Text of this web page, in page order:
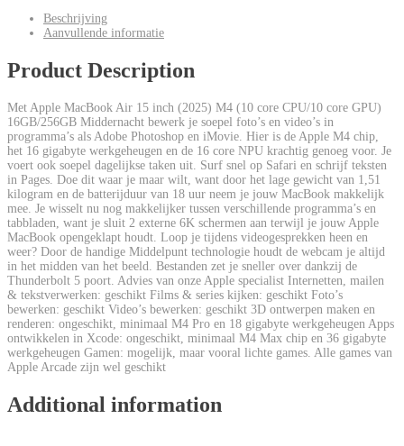
Beschrijving
Aanvullende informatie
Product Description
Met Apple MacBook Air 15 inch (2025) M4 (10 core CPU/10 core GPU)
16GB/256GB Middernacht bewerk je soepel foto’s en video’s in
programma’s als Adobe Photoshop en iMovie. Hier is de Apple M4 chip,
het 16 gigabyte werkgeheugen en de 16 core NPU krachtig genoeg voor. Je
voert ook soepel dagelijkse taken uit. Surf snel op Safari en schrijf teksten
in Pages. Doe dit waar je maar wilt, want door het lage gewicht van 1,51
kilogram en de batterijduur van 18 uur neem je jouw MacBook makkelijk
mee. Je wisselt nu nog makkelijker tussen verschillende programma’s en
tabbladen, want je sluit 2 externe 6K schermen aan terwijl je jouw Apple
MacBook opengeklapt houdt. Loop je tijdens videogesprekken heen en
weer? Door de handige Middelpunt technologie houdt de webcam je altijd
in het midden van het beeld. Bestanden zet je sneller over dankzij de
Thunderbolt 5 poort. Advies van onze Apple specialist Internetten, mailen
& tekstverwerken: geschikt Films & series kijken: geschikt Foto’s
bewerken: geschikt Video’s bewerken: geschikt 3D ontwerpen maken en
renderen: ongeschikt, minimaal M4 Pro en 18 gigabyte werkgeheugen Apps
ontwikkelen in Xcode: ongeschikt, minimaal M4 Max chip en 36 gigabyte
werkgeheugen Gamen: mogelijk, maar vooral lichte games. Alle games van
Apple Arcade zijn wel geschikt
Additional information